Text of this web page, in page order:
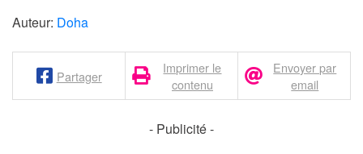
Auteur: Doha
Partager
Imprimer le
contenu
Envoyer par
email
- Publicité -